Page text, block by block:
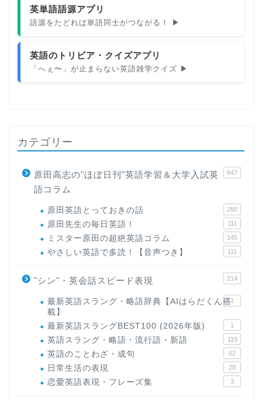
英単語語源アプリ
語源をたどれば単語同士がつながる！ ▶
英語のトリビア・クイズアプリ
「へぇ〜」が止まらない英語雑学クイズ ▶
カテゴリー
原田高志の"ほぼ日刊"英語学習＆大学入試英
語コラム
647
原田英語とっておきの話 280
原田先生の毎日英語！ 111
ミスター原田の超絶英語コラム 145
やさしい英語で多読！【音声つき】 111
"シン"・英会話スピード表現 214
最新英語スラング・略語辞典【AIはらだくん搭
載】
1
最新英語スラングBEST100 (2026年版) 1
英語スラング・略語・流行語・新語 119
英語のことわざ・成句 62
日常生活の表現 28
恋愛英語表現・フレーズ集 3